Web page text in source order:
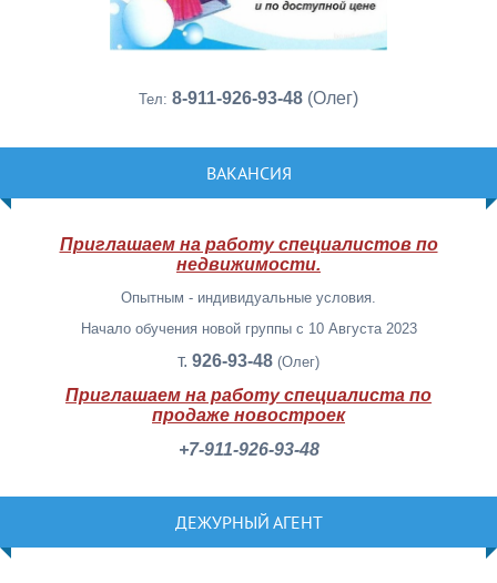
Тел: 8-911-926-93-48 (Олег)
ВАКАНСИЯ
Приглашаем на работу специалистов по
недвижимости.
Опытным - индивидуальные условия.
Начало обучения новой группы с 10 Августа 2023
т. 926-93-48 (Олег)
Приглашаем на работу специалиста по
продаже новостроек
+7-911-926-93-48
ДЕЖУРНЫЙ АГЕНТ